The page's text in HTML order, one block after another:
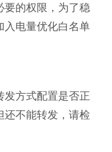
要的权限，为了稳
入电量优化白名单
发方式配置是否正
还不能转发，请检